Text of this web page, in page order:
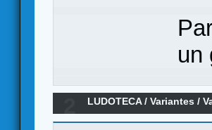
un
LUDOTECA/Variantes /